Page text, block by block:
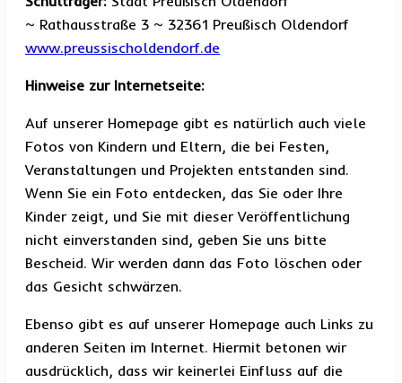
~ Rathausstraße 3 ~ 32361 Preußisch Oldendorf
www.preussischoldendorf.de
Hinweise zur Internetseite:
Auf unserer Homepage gibt es natürlich auch viele
Fotos von Kindern und Eltern, die bei Festen,
Veranstaltungen und Projekten entstanden sind.
Wenn Sie ein Foto entdecken, das Sie oder Ihre
Kinder zeigt, und Sie mit dieser Veröffentlichung
nicht einverstanden sind, geben Sie uns bitte
Bescheid. Wir werden dann das Foto löschen oder
das Gesicht schwärzen.
Ebenso gibt es auf unserer Homepage auch Links zu
anderen Seiten im Internet. Hiermit betonen wir
ausdrücklich, dass wir keinerlei Einfluss auf die